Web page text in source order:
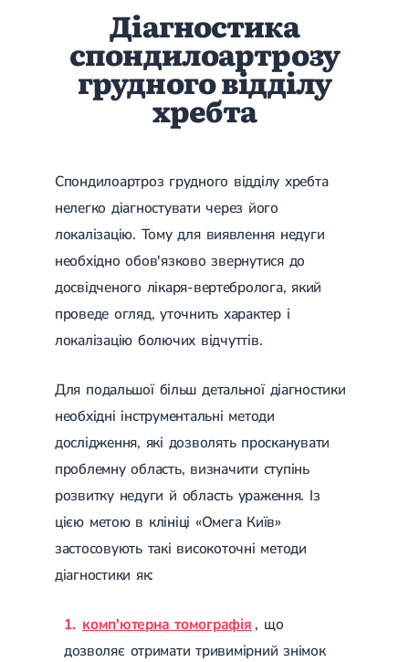
Діагностика
спондилоартрозу
грудного відділу
хребта
Спондилоартроз грудного відділу хребта
нелегко діагностувати через його
локалізацію. Тому для виявлення недуги
необхідно обов'язково звернутися до
досвідченого лікаря-вертебролога, який
проведе огляд, уточнить характер і
локалізацію болючих відчуттів.
Для подальшої більш детальної діагностики
необхідні інструментальні методи
дослідження, які дозволять просканувати
проблемну область, визначити ступінь
розвитку недуги й область ураження. Із
цією метою в клініці «Омега Київ»
застосовують такі високоточні методи
діагностики як:
комп'ютерна томографія , що
дозволяє отримати тривимірний знімок